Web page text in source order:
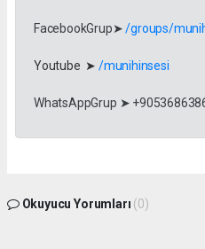
FacebookGrup➤/groups/
Youtube ➤ /munihinsesi
WhatsAppGrup ➤
Okuyucu Yorumları (0)